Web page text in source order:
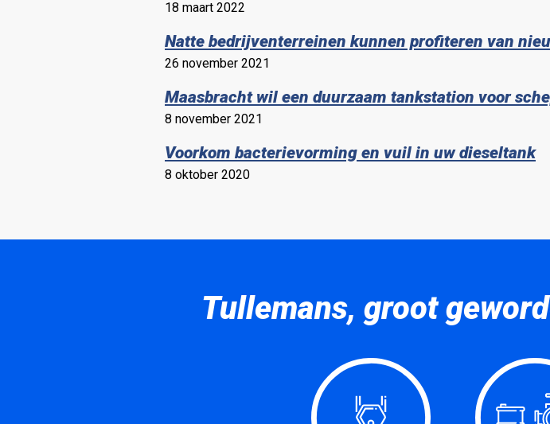
18 maart 2022
Natte bedrijventerreinen kunnen profiteren van
26 november 2021
Maasbracht wil een duurzaam tankstation voor
8 november 2021
Voorkom bacterievorming en vuil in uw dieseltank
8 oktober 2020
Tullemans, groot